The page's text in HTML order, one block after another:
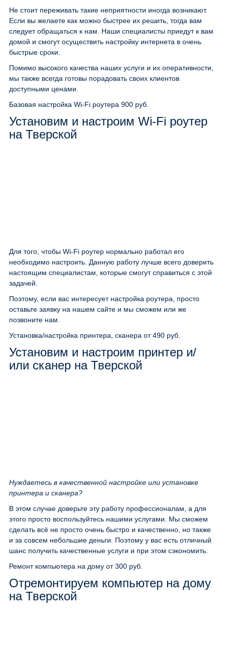
Не стоит переживать такие неприятности иногда возникают.
Если вы желаете как можно быстрее их решить, тогда вам
следует обращаться к нам. Наши специалисты приедут к вам
домой и смогут осуществить настройку интернета в очень
быстрые сроки.
Помимо высокого качества наших услуги и их оперативности,
мы также всегда готовы порадовать своих клиентов
доступными ценами.
Базовая настройка Wi-Fi роутера 900 руб.
Установим и настроим Wi-Fi роутер
на Тверской
Для того, чтобы Wi-Fi роутер нормально работал его
необходимо настроить. Данную работу лучше всего доверить
настоящим специалистам, которые смогут справиться с этой
задачей.
Поэтому, если вас интересует настройка роутера, просто
оставьте заявку на нашем сайте и мы сможем или же
позвоните нам.
Установка/настройка принтера, сканера от 490 руб.
Установим и настроим принтер и/
или сканер на Тверской
Нуждаетесь в качественной настройке или установке
принтера и сканера?
В этом случае доверьте эту работу профессионалам, а для
этого просто воспользуйтесь нашими услугами. Мы сможем
сделать всё не просто очень быстро и качественно, но также
и за совсем небольшие деньги. Поэтому у вас есть отличный
шанс получить качественные услуги и при этом сэкономить.
Ремонт компьютера на дому от 300 руб.
Отремонтируем компьютер на дому
на Тверской